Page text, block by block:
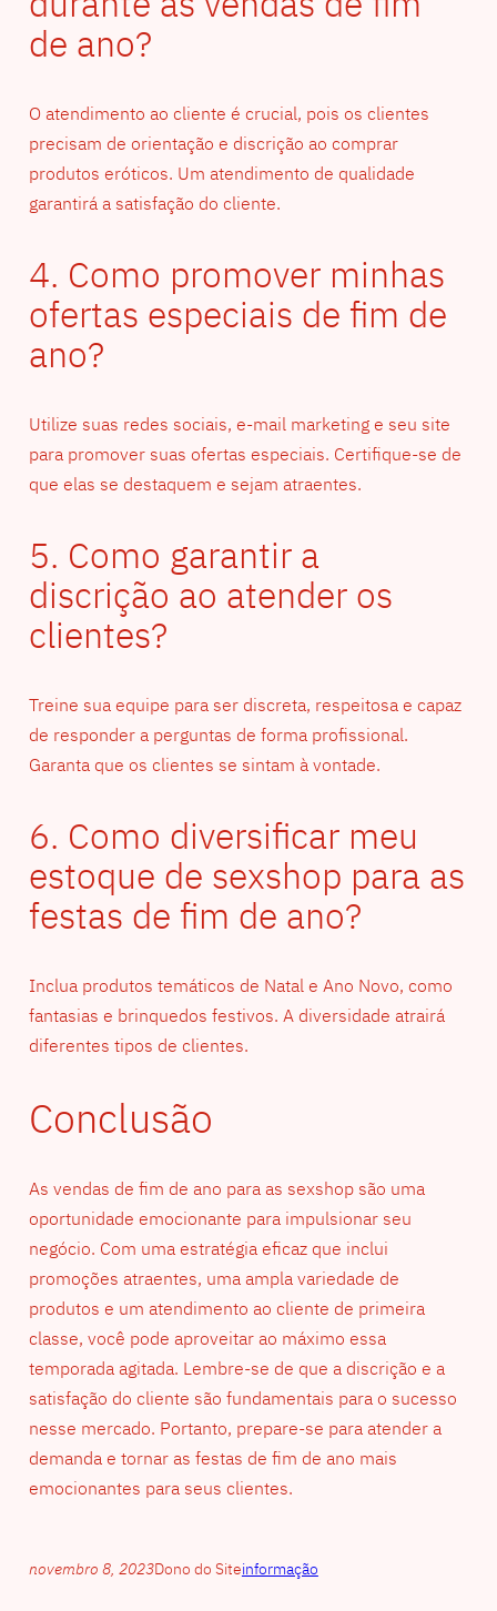
de ano?
O atendimento ao cliente é crucial, pois os clientes
precisam de orientação e discrição ao comprar
produtos eróticos. Um atendimento de qualidade
garantirá a satisfação do cliente.
4. Como promover minhas
ofertas especiais de fim de
ano?
Utilize suas redes sociais, e-mail marketing e seu site
para promover suas ofertas especiais. Certifique-se de
que elas se destaquem e sejam atraentes.
5. Como garantir a
discrição ao atender os
clientes?
Treine sua equipe para ser discreta, respeitosa e capaz
de responder a perguntas de forma profissional.
Garanta que os clientes se sintam à vontade.
6. Como diversificar meu
estoque de sexshop para as
festas de fim de ano?
Inclua produtos temáticos de Natal e Ano Novo, como
fantasias e brinquedos festivos. A diversidade atrairá
diferentes tipos de clientes.
Conclusão
As vendas de fim de ano para as sexshop são uma
oportunidade emocionante para impulsionar seu
negócio. Com uma estratégia eficaz que inclui
promoções atraentes, uma ampla variedade de
produtos e um atendimento ao cliente de primeira
classe, você pode aproveitar ao máximo essa
temporada agitada. Lembre-se de que a discrição e a
satisfação do cliente são fundamentais para o sucesso
nesse mercado. Portanto, prepare-se para atender a
demanda e tornar as festas de fim de ano mais
emocionantes para seus clientes.
novembro 8, 2023Dono do Siteinformação